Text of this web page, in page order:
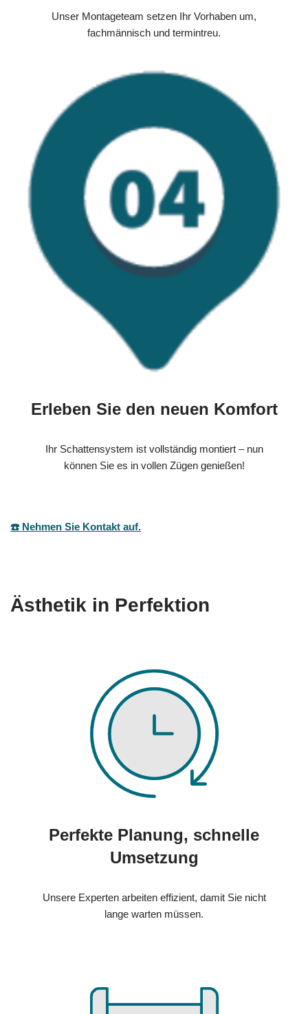
Unser Montageteam setzen Ihr Vorhaben um,
fachmännisch und termintreu.
Erleben Sie den neuen Komfort
Ihr Schattensystem ist vollständig montiert – nun
können Sie es in vollen Zügen genießen!
☎️ Nehmen Sie Kontakt auf.
Ästhetik in Perfektion
Perfekte Planung, schnelle
Umsetzung
Unsere Experten arbeiten effizient, damit Sie nicht
lange warten müssen.